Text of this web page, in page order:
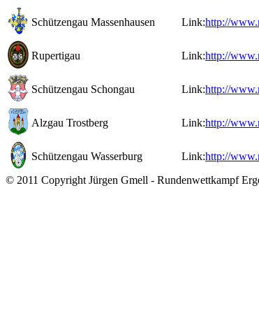
Schützengau Massenhausen Link:http://
Rupertigau Link:http://
Schützengau Schongau Link:http://
Alzgau Trostberg Link:http://
Schützengau Wasserburg Link:http://
© 2011 Copyright Jürgen Gmell - Rundenwettkampf